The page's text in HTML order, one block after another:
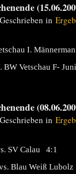
in
I.
BW Vetschau F-
in
SV Calau 4:1
Blau Weiß